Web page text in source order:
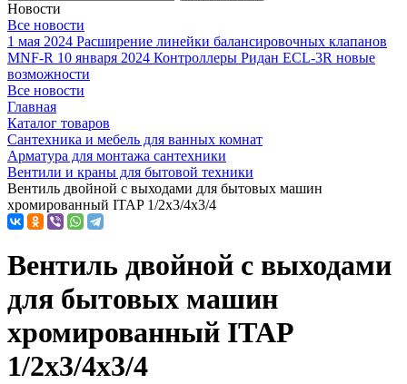
Новости
Все новости
1 мая 2024 Расширение линейки балансировочных клапанов
MNF-R 10 января 2024 Контроллеры Ридан ECL-3R новые
возможности
Все новости
Главная
Каталог товаров
Сантехника и мебель для ванных комнат
Арматура для монтажа сантехники
Вентили и краны для бытовой техники
Вентиль двойной с выходами для бытовых машин
хромированный ITAP 1/2х3/4х3/4
Вентиль двойной с выходами
для бытовых машин
хромированный ITAP
1/2х3/4х3/4